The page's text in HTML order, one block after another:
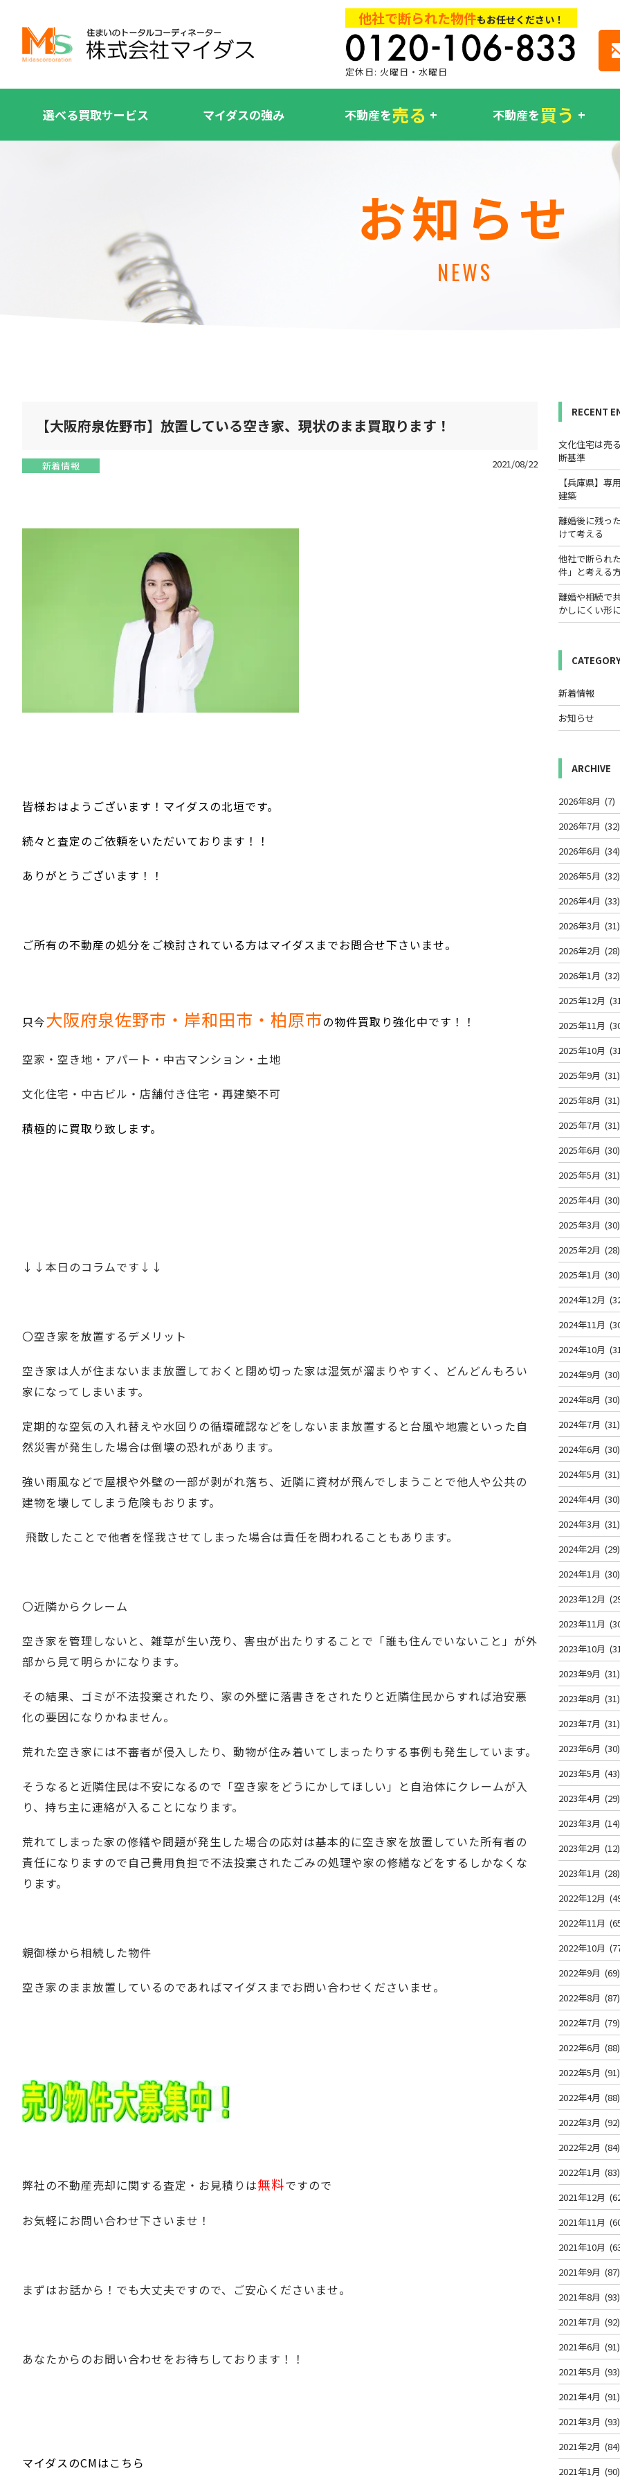
他社で断られた物件もお任せください！
定休日: 火曜日・水曜日
選べる買取サービス マイダスの強み 不動産を売る 不動産を買う
お知らせ
NEWS
【大阪府泉佐野市】放置している空き家、現状のまま買取ります！
新着情報 2021/08/22
皆様おはようございます！マイダスの北垣です。
続々と査定のご依頼をいただいております！！
ありがとうございます！！
ご所有の不動産の処分をご検討されている方はマイダスまでお問合せ下さいませ。
只今大阪府泉佐野市・岸和田市・柏原市の物件買取り強化中です！！
空家・空き地・アパート・中古マンション・土地
文化住宅・中古ビル・店舗付き住宅・再建築不可
積極的に買取り致します。
↓↓本日のコラムです↓↓
〇空き家を放置するデメリット
空き家は人が住まないまま放置しておくと閉め切った家は湿気が溜まりやすく、どんどんもろい
家になってしまいます。
定期的な空気の入れ替えや水回りの循環確認などをしないまま放置すると台風や地震といった自
然災害が発生した場合は倒壊の恐れがあります。
強い雨風などで屋根や外壁の一部が剥がれ落ち、近隣に資材が飛んでしまうことで他人や公共の
建物を壊してしまう危険もおります。
飛散したことで他者を怪我させてしまった場合は責任を問われることもあります。
〇近隣からクレーム
空き家を管理しないと、雑草が生い茂り、害虫が出たりすることで「誰も住んでいないこと」が外
部から見て明らかになります。
その結果、ゴミが不法投棄されたり、家の外壁に落書きをされたりと近隣住民からすれば治安悪
化の要因になりかねません。
荒れた空き家には不審者が侵入したり、動物が住み着いてしまったりする事例も発生しています。
そうなると近隣住民は不安になるので「空き家をどうにかしてほしい」と自治体にクレームが入
り、持ち主に連絡が入ることになります。
荒れてしまった家の修繕や問題が発生した場合の応対は基本的に空き家を放置していた所有者の
責任になりますので自己費用負担で不法投棄されたごみの処理や家の修繕などをするしかなくな
ります。
親御様から相続した物件
空き家のまま放置しているのであればマイダスまでお問い合わせくださいませ。
弊社の不動産売却に関する査定・お見積りは無料ですので
お気軽にお問い合わせ下さいませ！
まずはお話から！でも大丈夫ですので、ご安心くださいませ。
あなたからのお問い合わせをお待ちしております！！
マイダスのCMはこちら
RECENT
文化住宅は売
断基準
【兵庫県】
建築
離婚後に残っ
けて考える
他社で断られ
件」と考える
離婚や相続で
かしにくい形
新着情報
お知らせ
ARCHIVE
2026年8月 (7)
2026年7月 (32)
2026年6月 (34)
2026年5月 (32)
2026年4月 (33)
2026年3月 (31)
2026年2月 (28)
2026年1月 (32)
2025年12月
2025年11月
2025年10月
2025年9月 (31)
2025年8月 (31)
2025年7月 (31)
2025年6月 (30)
2025年5月 (31)
2025年4月 (30)
2025年3月 (30)
2025年2月 (28)
2025年1月 (30)
2024年12月
2024年11月
2024年10月
2024年9月 (30)
2024年8月 (30)
2024年7月 (31)
2024年6月 (30)
2024年5月 (31)
2024年4月 (30)
2024年3月 (31)
2024年2月 (29)
2024年1月 (30)
2023年12月
2023年11月
2023年10月
2023年9月 (31)
2023年8月 (31)
2023年7月 (31)
2023年6月 (30)
2023年5月 (43)
2023年4月 (29)
2023年3月 (14)
2023年2月 (12)
2023年1月 (28)
2022年12月
2022年11月
2022年10月
2022年9月 (69)
2022年8月 (87)
2022年7月 (79)
2022年6月 (88)
2022年5月 (91)
2022年4月 (88)
2022年3月 (92)
2022年2月 (84)
2022年1月 (83)
2021年12月
2021年11月
2021年10月
2021年9月 (87)
2021年8月 (93)
2021年7月 (92)
2021年6月 (91)
2021年5月 (93)
2021年4月 (91)
2021年3月 (93)
2021年2月 (84)
2021年1月 (90)